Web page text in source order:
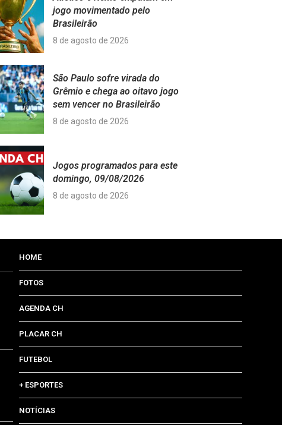
jogo movimentado pelo
Brasileirão
8 de agosto de 2026
São Paulo sofre virada do
Grêmio e chega ao oitavo jogo
sem vencer no Brasileirão
8 de agosto de 2026
Jogos programados para este
domingo, 09/08/2026
8 de agosto de 2026
HOME
FOTOS
AGENDA CH
PLACAR CH
FUTEBOL
+ ESPORTES
NOTÍCIAS